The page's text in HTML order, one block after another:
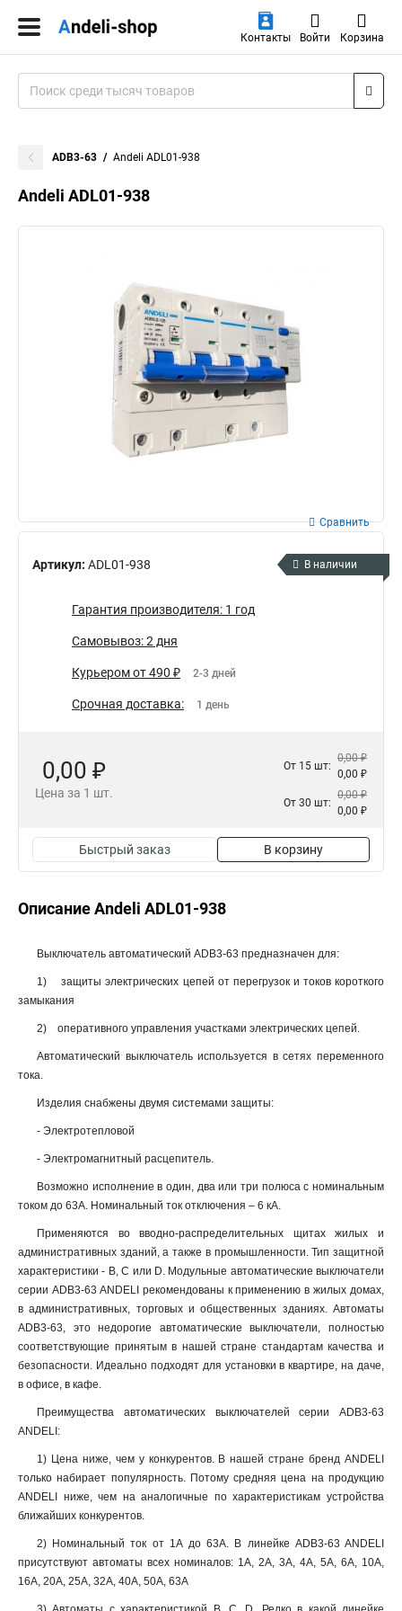
Контакты Войти Корзина
ADB3-63 Andeli ADL01-938
Andeli ADL01-938
Артикул: ADL01-938
Сравнить
В наличии
Гарантия производителя: 1 год
Самовывоз: 2 дня
Курьером от 490 ₽ 2-3 дней
Срочная доставка: 1 день
0,00 ₽
Цена за 1 шт.
От 15 шт:
0,00 ₽
0,00 ₽
От 30 шт:
0,00 ₽
0,00 ₽
Быстрый заказ В корзину
Описание Andeli ADL01-938
Выключатель автоматический ADB3-63 предназначен для:
1) защиты электрических цепей от перегрузок и токов короткого
замыкания
2) оперативного управления участками электрических цепей.
Автоматический выключатель используется в сетях переменного
тока.
Изделия снабжены двумя системами защиты:
- Электротепловой
- Электромагнитный расцепитель.
Возможно исполнение в один, два или три полюса с номинальным
током до 63А. Номинальный ток отключения – 6 кА.
Применяются во вводно-распределительных щитах жилых и
административных зданий, а также в промышленности. Тип защитной
характеристики - B, C или D. Модульные автоматические выключатели
серии ADB3-63 ANDELI рекомендованы к применению в жилых домах,
в административных, торговых и общественных зданиях. Автоматы
ADB3-63, это недорогие автоматические выключатели, полностью
соответствующие принятым в нашей стране стандартам качества и
безопасности. Идеально подходят для установки в квартире, на даче,
в офисе, в кафе.
Преимущества автоматических выключателей серии ADB3-63
ANDELI:
1) Цена ниже, чем у конкурентов. В нашей стране бренд ANDELI
только набирает популярность. Потому средняя цена на продукцию
ANDELI ниже, чем на аналогичные по характеристикам устройства
ближайших конкурентов.
2) Номинальный ток от 1А до 63А. В линейке ADB3-63 ANDELI
присутствуют автоматы всех номиналов: 1А, 2А, 3А, 4А, 5А, 6А, 10А,
16А, 20А, 25А, 32А, 40А, 50А, 63А